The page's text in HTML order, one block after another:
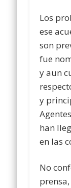
Los
ese
son
fue
y aun
y
han
en las
No